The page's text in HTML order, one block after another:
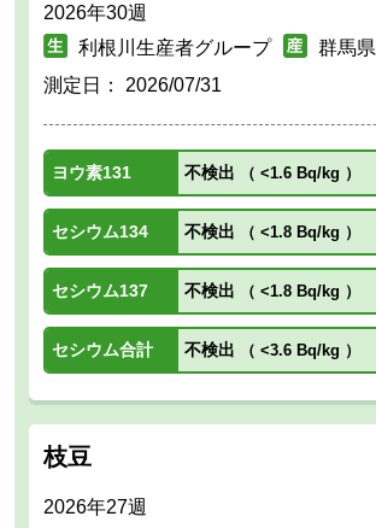
2026年30週
利根川生産者グループ
群馬県
測定日： 2026/07/31
ヨウ素131 不検出 （ <1.6 Bq/kg ）
セシウム134 不検出 （ <1.8 Bq/kg ）
セシウム137 不検出 （ <1.8 Bq/kg ）
セシウム合計 不検出 （ <3.6 Bq/kg ）
枝豆
2026年27週